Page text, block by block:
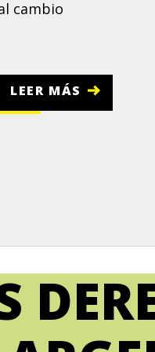
cambio
LEER MÁS